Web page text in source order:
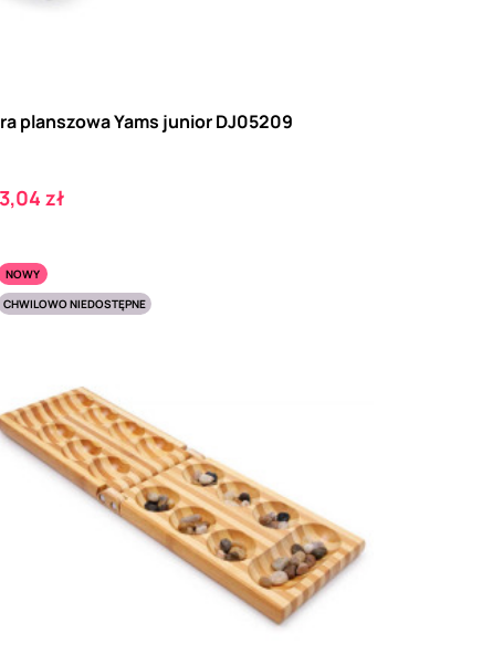
planszowa Yams junior DJ05209
zł
NOWY
CHWILOWO NIEDOSTĘPNE